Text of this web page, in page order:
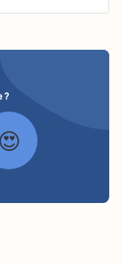
?
😍